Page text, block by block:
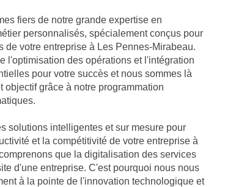
fiers de notre grande expertise en
personnalisés, spécialement conçus pour
de votre entreprise à Les Pennes-Mirabeau.
l'optimisation des opérations et l'intégration
pour votre succès et nous sommes là
objectif grâce à notre programmation
solutions intelligentes et sur mesure pour
et la compétitivité de votre entreprise à
que la digitalisation des services
d'une entreprise. C'est pourquoi nous nous
à la pointe de l'innovation technologique et